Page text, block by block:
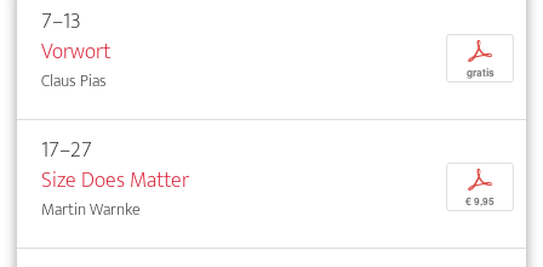
7–13
Vorwort
Claus Pias
p
gratis
17–27
Size Does Matter
Martin Warnke
p
€ 9,95